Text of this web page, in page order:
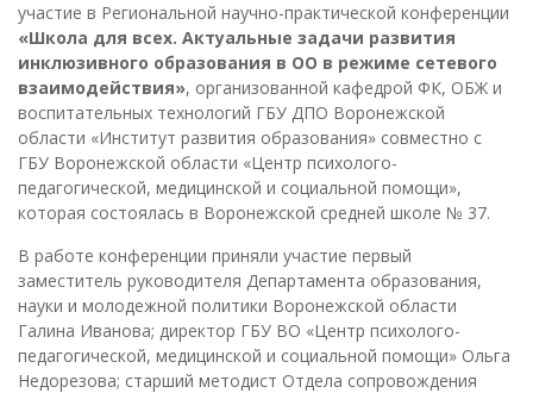
участие в Региональной научно-практической конференции
«Школа для всех. Актуальные задачи развития
инклюзивного образования в ОО в режиме сетевого
взаимодействия», организованной кафедрой ФК, ОБЖ и
воспитательных технологий ГБУ ДПО Воронежской
области «Институт развития образования» совместно с
ГБУ Воронежской области «Центр психолого-
педагогической, медицинской и социальной помощи»,
которая состоялась в Воронежской средней школе № 37.
В работе конференции приняли участие первый
заместитель руководителя Департамента образования,
науки и молодежной политики Воронежской области
Галина Иванова; директор ГБУ ВО «Центр психолого-
педагогической, медицинской и социальной помощи» Ольга
Недорезова; старший методист Отдела сопровождения